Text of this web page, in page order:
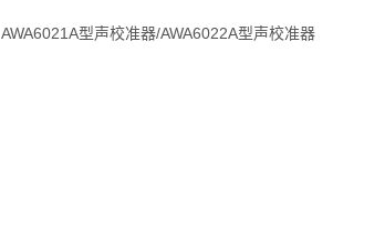
AWA6021A型声校准器/AWA6022A型声校准器